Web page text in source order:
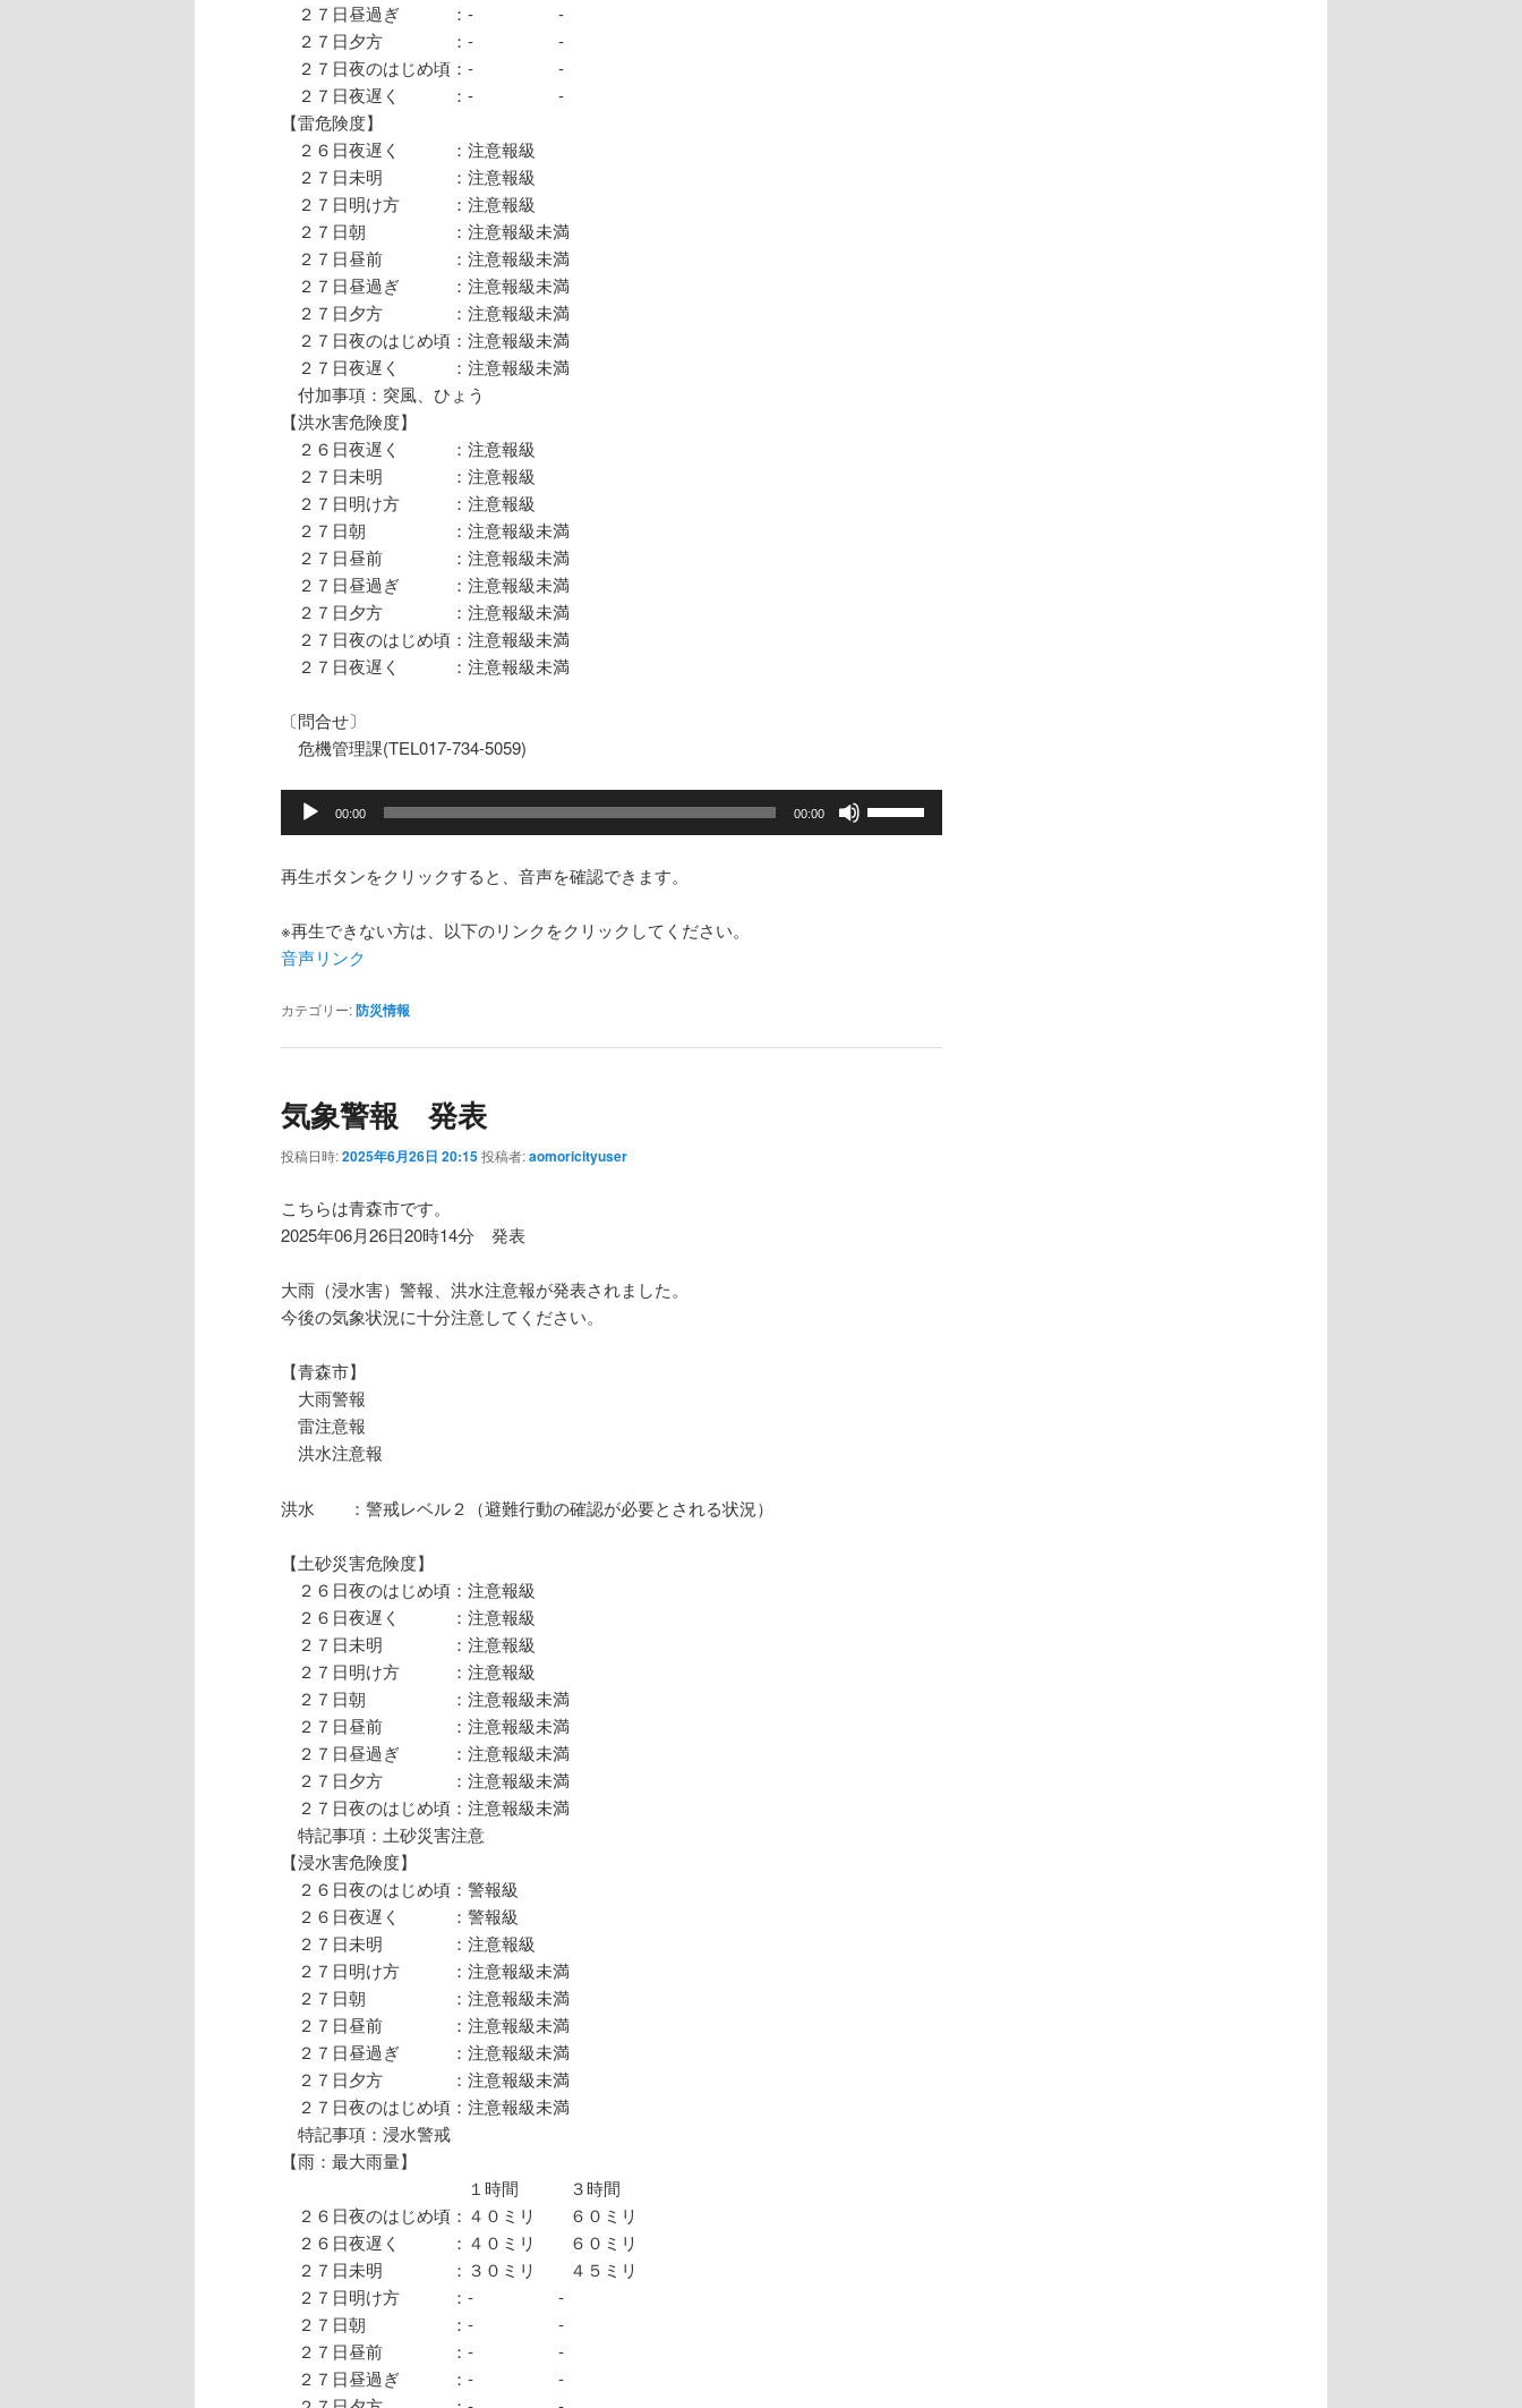
２７日昼過ぎ ：‐ ‐
２７日夕方 ：‐ ‐
２７日夜のはじめ頃：‐ ‐
２７日夜遅く ：‐ ‐
【雷危険度】
２６日夜遅く ：注意報級
２７日未明 ：注意報級
２７日明け方 ：注意報級
２７日朝 ：注意報級未満
２７日昼前 ：注意報級未満
２７日昼過ぎ ：注意報級未満
２７日夕方 ：注意報級未満
２７日夜のはじめ頃：注意報級未満
２７日夜遅く ：注意報級未満
付加事項：突風、ひょう
【洪水害危険度】
２６日夜遅く ：注意報級
２７日未明 ：注意報級
２７日明け方 ：注意報級
２７日朝 ：注意報級未満
２７日昼前 ：注意報級未満
２７日昼過ぎ ：注意報級未満
２７日夕方 ：注意報級未満
２７日夜のはじめ頃：注意報級未満
２７日夜遅く ：注意報級未満
〔問合せ〕
危機管理課(TEL017-734-5059)
レ
ヤ
ー
00:00 00:00
上
再生ボタンをクリックすると、音声を確認できます。
※再生できない方は、以下のリンクをクリックしてください。
音声リンク
カテゴリー:防災情報
気象警報 発表
投稿日時:2025年6月26日 20:15投稿者:aomoricityuser
こちらは青森市です。
2025年06月26日20時14分 発表
大雨（浸水害）警報、洪水注意報が発表されました。
今後の気象状況に十分注意してください。
【青森市】
大雨警報
雷注意報
洪水注意報
洪水 ：警戒レベル２（避難行動の確認が必要とされる状況）
【土砂災害危険度】
２６日夜のはじめ頃：注意報級
２６日夜遅く ：注意報級
２７日未明 ：注意報級
２７日明け方 ：注意報級
２７日朝 ：注意報級未満
２７日昼前 ：注意報級未満
２７日昼過ぎ ：注意報級未満
２７日夕方 ：注意報級未満
２７日夜のはじめ頃：注意報級未満
特記事項：土砂災害注意
【浸水害危険度】
２６日夜のはじめ頃：警報級
２６日夜遅く ：警報級
２７日未明 ：注意報級
２７日明け方 ：注意報級未満
２７日朝 ：注意報級未満
２７日昼前 ：注意報級未満
２７日昼過ぎ ：注意報級未満
２７日夕方 ：注意報級未満
２７日夜のはじめ頃：注意報級未満
特記事項：浸水警戒
【雨：最大雨量】
１時間 ３時間
２６日夜のはじめ頃：４０ミリ ６０ミリ
２６日夜遅く ：４０ミリ ６０ミリ
２７日未明 ：３０ミリ ４５ミリ
２７日明け方 ：‐ ‐
２７日朝 ：‐ ‐
２７日昼前 ：‐ ‐
２７日昼過ぎ ：‐ ‐